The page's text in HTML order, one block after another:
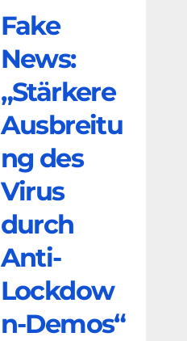
Fake
News:
„Stärkere
Ausbreitu
ng des
Virus
durch
Anti-
Lockdow
n-Demos“